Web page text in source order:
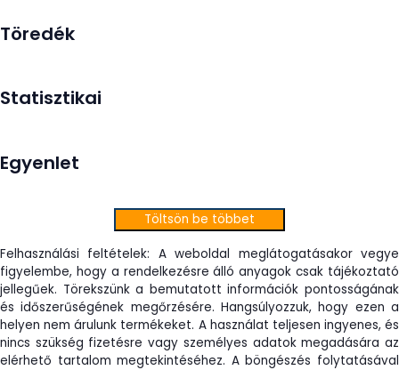
Töredék
Statisztikai
Egyenlet
Töltsön be többet
Felhasználási feltételek: A weboldal meglátogatásakor vegye
figyelembe, hogy a rendelkezésre álló anyagok csak tájékoztató
jellegűek. Törekszünk a bemutatott információk pontosságának
és időszerűségének megőrzésére. Hangsúlyozzuk, hogy ezen a
helyen nem árulunk termékeket. A használat teljesen ingyenes, és
nincs szükség fizetésre vagy személyes adatok megadására az
elérhető tartalom megtekintéséhez. A böngészés folytatásával